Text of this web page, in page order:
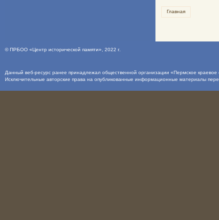
Главная
©ПРБОО «Центр исторической памяти» , 2022 г.
Данный веб-ресурс ранее принадлежал общественной организации «Пермское
Исключительные авторские права на опубликованные информационные материалы